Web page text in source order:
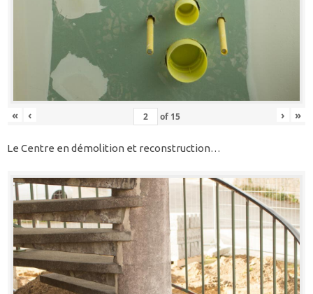
« ‹ of 15 › »
Le Centre en démolition et reconstruction…